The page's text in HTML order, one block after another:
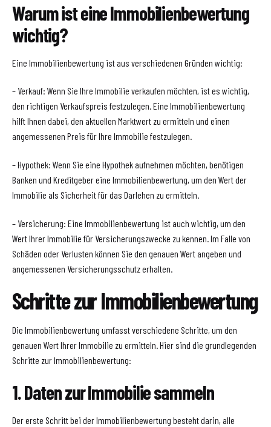
Warum ist eine Immobilienbewertung
wichtig?
Eine Immobilienbewertung ist aus verschiedenen Gründen wichtig:
– Verkauf: Wenn Sie Ihre Immobilie verkaufen möchten, ist es wichtig,
den richtigen Verkaufspreis festzulegen. Eine Immobilienbewertung
hilft Ihnen dabei, den aktuellen Marktwert zu ermitteln und einen
angemessenen Preis für Ihre Immobilie festzulegen.
– Hypothek: Wenn Sie eine Hypothek aufnehmen möchten, benötigen
Banken und Kreditgeber eine Immobilienbewertung, um den Wert der
Immobilie als Sicherheit für das Darlehen zu ermitteln.
– Versicherung: Eine Immobilienbewertung ist auch wichtig, um den
Wert Ihrer Immobilie für Versicherungszwecke zu kennen. Im Falle von
Schäden oder Verlusten können Sie den genauen Wert angeben und
angemessenen Versicherungsschutz erhalten.
Schritte zur Immobilienbewertung
Die Immobilienbewertung umfasst verschiedene Schritte, um den
genauen Wert Ihrer Immobilie zu ermitteln. Hier sind die grundlegenden
Schritte zur Immobilienbewertung:
1. Daten zur Immobilie sammeln
Der erste Schritt bei der Immobilienbewertung besteht darin, alle